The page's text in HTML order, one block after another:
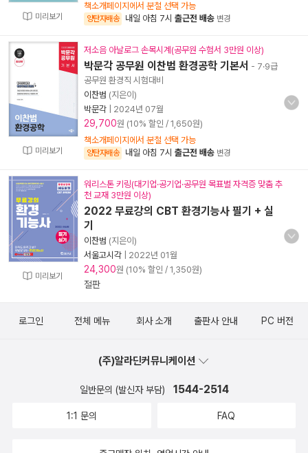
미리보기
책소개페이지에서 분철 선택 가능
양탄자배송 내일 아침 7시 출근전 배송 변경
미리보기
저소음 아날로그 손목시계(공무원 수험서 3만원 이상)
박문각 공무원 이찬범 환경공학 기본서 - 7·9급
공무원 환경직 시험대비
이찬범 (지은이)
박문각
2024년 07월
29,700원 (10% 할인 / 1,650원)
책소개페이지에서 분철 선택 가능
양탄자배송 내일 아침 7시 출근전 배송 변경
미리보기
워리스톤 키링(대기업·공기업·공무원 목표별 자격증 맞춤 추
천 교재 3만원 이상)
2022 무료강의 CBT 환경기능사 필기 + 실
기
이찬범 (지은이)
서울고시각
2022년 01월
24,300원 (10% 할인 / 1,350원)
절판
로그인 전체 메뉴 회사 소개 출판사 안내 PC 버전
(주)알라딘커뮤니케이션
일반문의 (발신자 부담) 1544-2514
1:1 문의 FAQ